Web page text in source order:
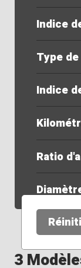
Indice
Type
Indice
Ratio
3